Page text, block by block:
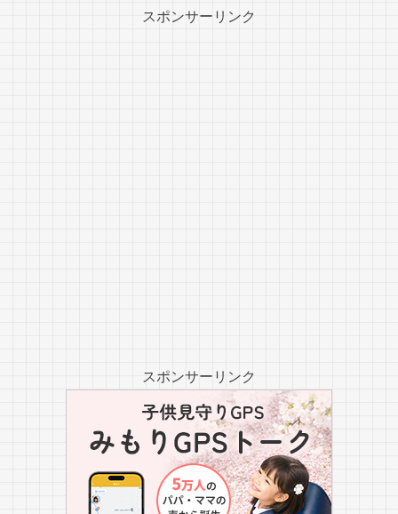
スポンサーリンク
スポンサーリンク